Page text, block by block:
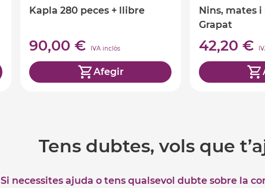
Kapla 280 peces + llibre
90,00 € IVA inclòs
Afegir
Nins, mates
Grapat
42,20 €
Tens dubtes, vols que
Si necessites ajuda o tens qualsevol dubte sobre la